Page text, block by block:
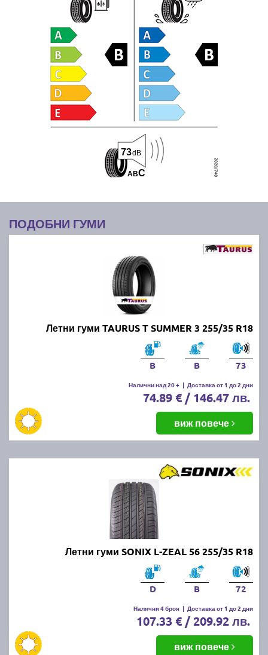
ABC
73dB
ПОДОБНИ ГУМИ
Летни гуми TAURUS T SUMMER 3 255/35 R18
B B 73
Налични над 20 + | Доставка от 1 до 2 дни
74.89 € / 146.47 лв.
виж повече
Летни гуми SONIX L-ZEAL 56 255/35 R18
D B 72
Налични 4 броя | Доставка от 1 до 2 дни
107.33 € / 209.92 лв.
виж повече